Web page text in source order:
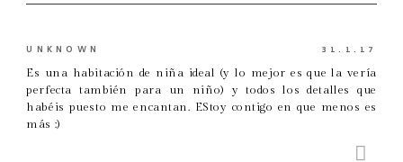
UNKNOWN
31.1.17
Es una habitación de niña ideal (y lo mejor es que la vería
perfecta también para un niño) y todos los detalles que
habéis puesto me encantan. EStoy contigo en que menos es
más :)